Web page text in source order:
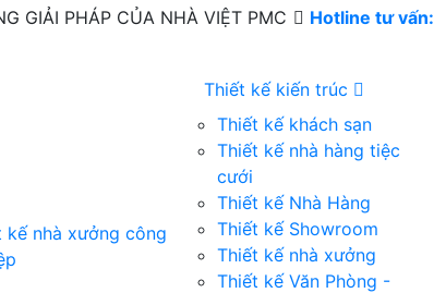
GIẢI PHÁP CỦA NHÀ VIỆT PMC Hotline tư vấn:
kế nhà xưởng công
Thiết kế kiến trúc
Thiết kế khách sạn
Thiết kế nhà hàng tiệc
cưới
Thiết kế Nhà Hàng
Thiết kế Showroom
Thiết kế nhà xưởng
Thiết kế Văn Phòng -